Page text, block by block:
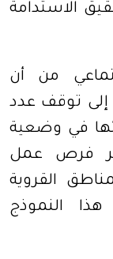
الاستدامة
من أن
إلى توقف عدد
في وضعية
فرص عمل
القروية
النموذج